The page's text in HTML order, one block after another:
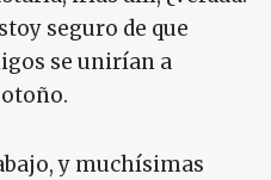
seguro de que
se unirían a
y muchísimas